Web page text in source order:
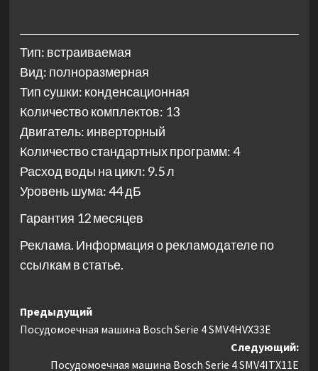
Тип: встраиваемая
Вид: полноразмерная
Тип сушки: конденсационная
Количество комплектов: 13
Двигатель: инверторный
Количество стандартных программ: 4
Расход воды на цикл: 9.5 л
Уровень шума: 44 дБ
Гарантия 12 месяцев
Реклама. Информация о рекламодателе по
ссылкам в статье.
Навигация
записи
Предыдущий
Посудомоечная машина Bosch Serie 4 SMV4HVX33E
Следующий:
Посудомоечная машина Bosch Serie 4 SMV4ITX11E